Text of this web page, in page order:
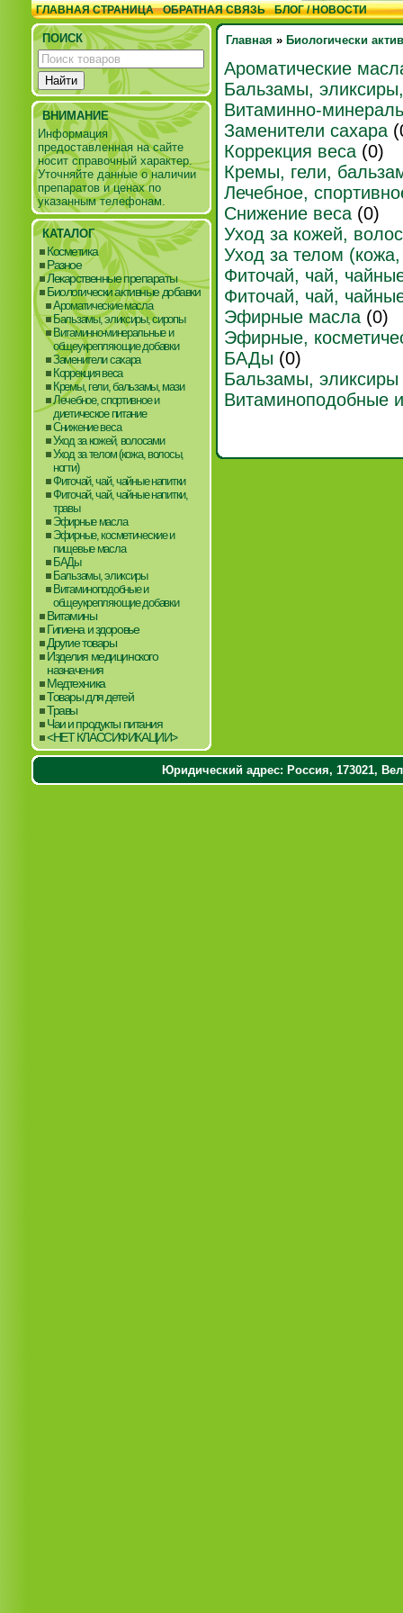
ГЛАВНАЯ СТРАНИЦА ОБРАТНАЯ СВЯЗЬ БЛОГ / НОВОСТИ
ПОИСК
ВНИМАНИЕ
Информация
предоставленная на сайте
носит справочный характер.
Уточняйте данные о наличии
препаратов и ценах по
указанным телефонам.
КАТАЛОГ
Косметика
Разное
Лекарственные препараты
Биологически активные добавки
Ароматические масла
Бальзамы, эликсиры, сиропы
Витаминно-минеральные и
общеукрепляющие добавки
Заменители сахара
Коррекция веса
Кремы, гели, бальзамы, мази
Лечебное, спортивное и
диетическое питание
Снижение веса
Уход за кожей, волосами
Уход за телом (кожа, волосы,
ногти)
Фиточай, чай, чайные напитки
Фиточай, чай, чайные напитки,
травы
Эфирные масла
Эфирные, косметические и
пищевые масла
БАДы
Бальзамы, эликсиры
Витаминоподобные и
общеукрепляющие добавки
Витамины
Гигиена и здоровье
Другие товары
Изделия медицинского
назначения
Медтехника
Товары для детей
Травы
Чаи и продукты питания
<НЕТ КЛАССИФИКАЦИИ>
Главная » Биологически
Ароматические
Бальзамы,
Витаминно-
Заменители сахара
Коррекция веса (0)
Кремы, гели,
Лечебное,
Снижение веса (0)
Уход за кожей,
Уход за телом
Фиточай, чай,
Фиточай, чай,
Эфирные масла (0)
Эфирные,
БАДы (0)
Бальзамы, эликсиры
Витаминоподобные
Юридический адрес: Россия, 173021,